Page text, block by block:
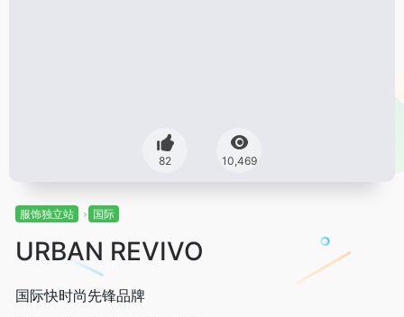
82 10,469
服饰独立站 国际
URBAN REVIVO
国际快时尚先锋品牌